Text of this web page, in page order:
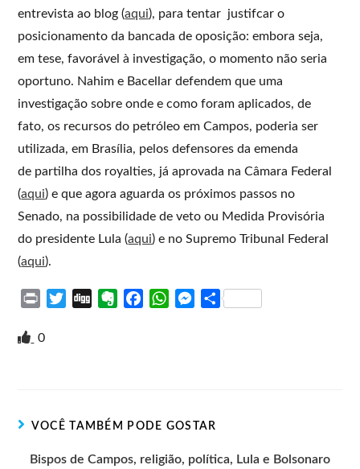
entrevista ao blog (aqui), para tentar justifcar o
posicionamento da bancada de oposição: embora seja,
em tese, favorável à investigação, o momento não seria
oportuno. Nahim e Bacellar defendem que uma
investigação sobre onde e como foram aplicados, de
fato, os recursos do petróleo em Campos, poderia ser
utilizada, em Brasília, pelos defensores da emenda
de partilha dos royalties, já aprovada na Câmara Federal
(aqui) e que agora aguarda os próximos passos no
Senado, na possibilidade de veto ou Medida Provisória
do presidente Lula (aqui) e no Supremo Tribunal Federal
(aqui).
i
D
e
k
W
p
M
e
S
0
VOCÊ TAMBÉM PODE GOSTAR
Bispos de Campos, religião, política, Lula e Bolsonaro